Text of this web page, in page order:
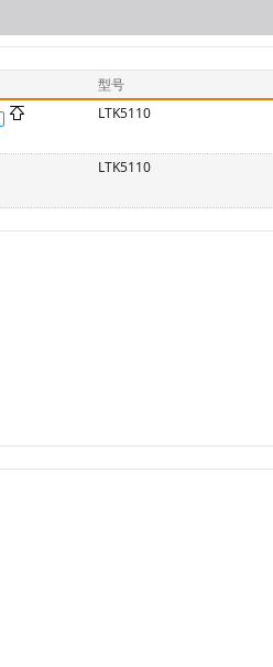
型号
LTK5110
LTK5110